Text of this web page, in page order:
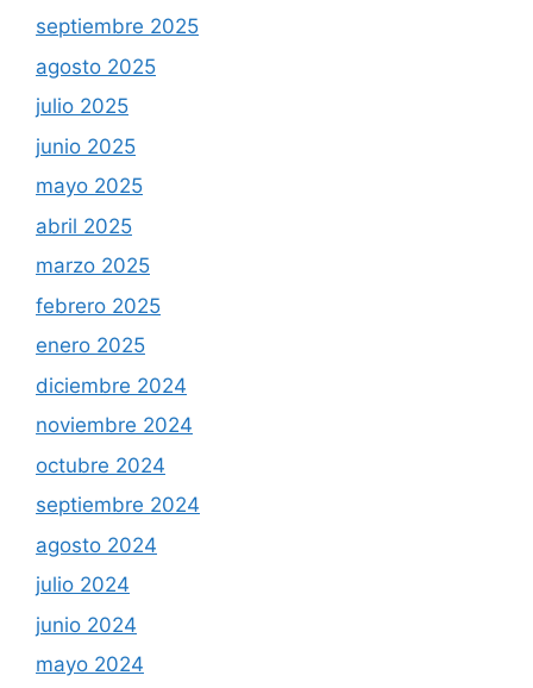
septiembre 2025
agosto 2025
julio 2025
junio 2025
mayo 2025
abril 2025
marzo 2025
febrero 2025
enero 2025
diciembre 2024
noviembre 2024
octubre 2024
septiembre 2024
agosto 2024
julio 2024
junio 2024
mayo 2024